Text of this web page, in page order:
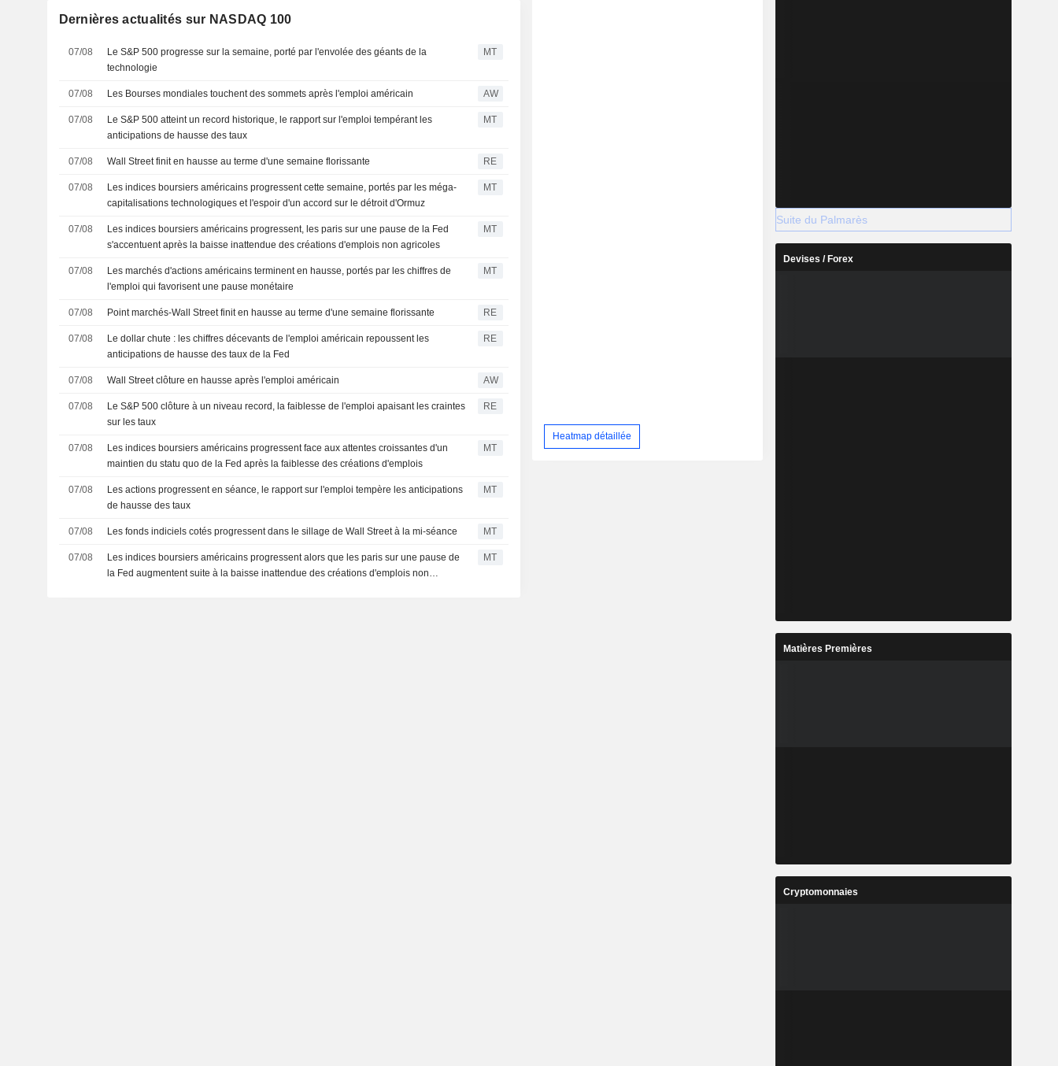
Dernières actualités sur NASDAQ 100
07/08
Le S&P 500 progresse sur la semaine, porté par l'envolée des géants de la
technologie
MT
07/08 Les Bourses mondiales touchent des sommets après l'emploi américain AW
07/08
Le S&P 500 atteint un record historique, le rapport sur l'emploi tempérant les
anticipations de hausse des taux
MT
07/08 Wall Street finit en hausse au terme d'une semaine florissante RE
07/08
Les indices boursiers américains progressent cette semaine, portés par les méga-
capitalisations technologiques et l'espoir d'un accord sur le détroit d'Ormuz
MT
07/08
Les indices boursiers américains progressent, les paris sur une pause de la Fed
s'accentuent après la baisse inattendue des créations d'emplois non agricoles
MT
07/08
Les marchés d'actions américains terminent en hausse, portés par les chiffres de
l'emploi qui favorisent une pause monétaire
MT
07/08 Point marchés-Wall Street finit en hausse au terme d'une semaine florissante RE
07/08
Le dollar chute : les chiffres décevants de l'emploi américain repoussent les
anticipations de hausse des taux de la Fed
RE
07/08 Wall Street clôture en hausse après l'emploi américain AW
07/08
Le S&P 500 clôture à un niveau record, la faiblesse de l'emploi apaisant les craintes
sur les taux
RE
07/08
Les indices boursiers américains progressent face aux attentes croissantes d'un
maintien du statu quo de la Fed après la faiblesse des créations d'emplois
MT
07/08
Les actions progressent en séance, le rapport sur l'emploi tempère les anticipations
de hausse des taux
MT
07/08 Les fonds indiciels cotés progressent dans le sillage de Wall Street à la mi-séance MT
07/08
Les indices boursiers américains progressent alors que les paris sur une pause de
la Fed augmentent suite à la baisse inattendue des créations d'emplois non
MT
Heatmap détaillée
Suite du Palmarès
Devises / Forex
Matières Premières
Cryptomonnaies